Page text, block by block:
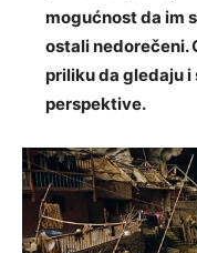
mogućnost da im
ostali nedorečeni.
priliku da gledaju i
perspektive.